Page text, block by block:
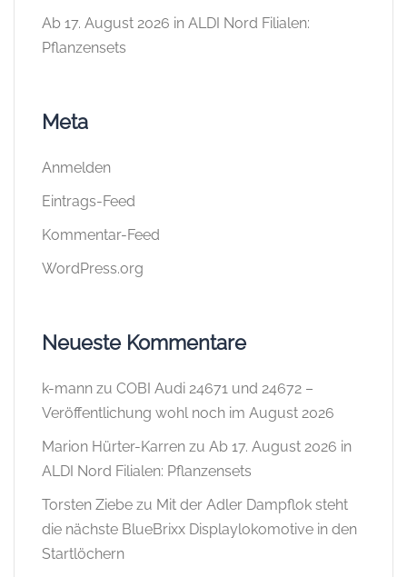
Ab 17. August 2026 in ALDI Nord Filialen:
Pflanzensets
Meta
Anmelden
Eintrags-Feed
Kommentar-Feed
WordPress.org
Neueste Kommentare
k-mann zu COBI Audi 24671 und 24672 –
Veröffentlichung wohl noch im August 2026
Marion Hürter-Karren zu Ab 17. August 2026 in
ALDI Nord Filialen: Pflanzensets
Torsten Ziebe zu Mit der Adler Dampflok steht
die nächste BlueBrixx Displaylokomotive in den
Startlöchern